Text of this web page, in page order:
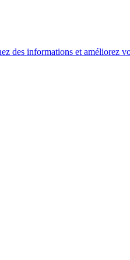
des informations et améliorez